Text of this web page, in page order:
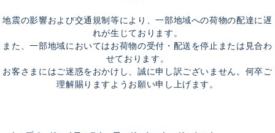
地震の影響および交通規制等により、一部地域への荷物の配達に遅
れが生じております。
また、一部地域においてはお荷物の受付・配送を停止または見合わ
せております。
お客さまにはご迷惑をおかけし、誠に申し訳ございません。何卒ご
理解賜りますようお願い申し上げます。